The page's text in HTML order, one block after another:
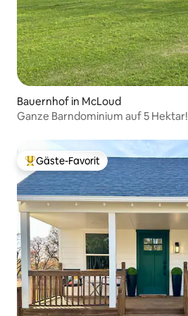
Bauernhof in McLoud
Ganze Barndominium auf 5 Hektar!
Beliebter Gäste-Favorit.
Gäste-Favorit